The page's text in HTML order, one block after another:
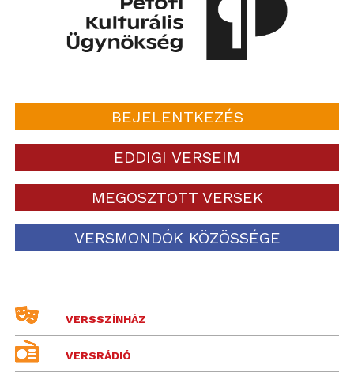
BEJELENTKEZÉS
EDDIGI VERSEIM
MEGOSZTOTT VERSEK
VERSMONDÓK KÖZÖSSÉGE
VERSSZÍNHÁZ
VERSRÁDIÓ